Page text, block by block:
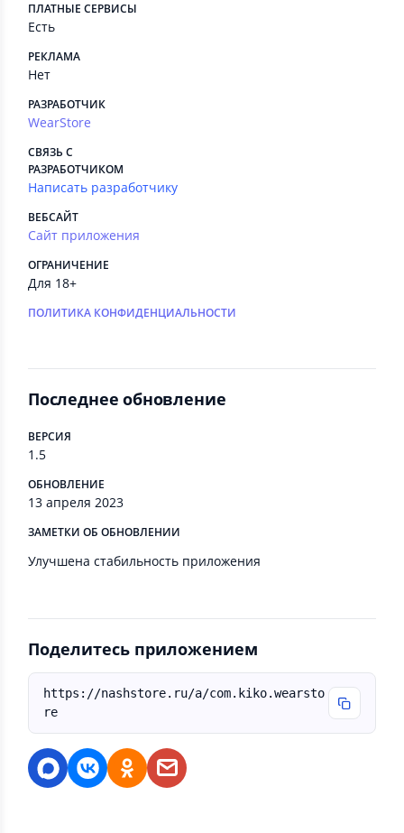
ПЛАТНЫЕ СЕРВИСЫ
Есть
РЕКЛАМА
Нет
РАЗРАБОТЧИК
WearStore
СВЯЗЬ С
РАЗРАБОТЧИКОМ
Написать разработчику
ВЕБСАЙТ
Сайт приложения
ОГРАНИЧЕНИЕ
Для 18+
ПОЛИТИКА КОНФИДЕНЦИАЛЬНОСТИ
Последнее обновление
ВЕРСИЯ
1.5
ОБНОВЛЕНИЕ
13 апреля 2023
ЗАМЕТКИ ОБ ОБНОВЛЕНИИ
Улучшена стабильность приложения
Поделитесь приложением
https://nashstore.ru/a/com.kiko.wearsto
re